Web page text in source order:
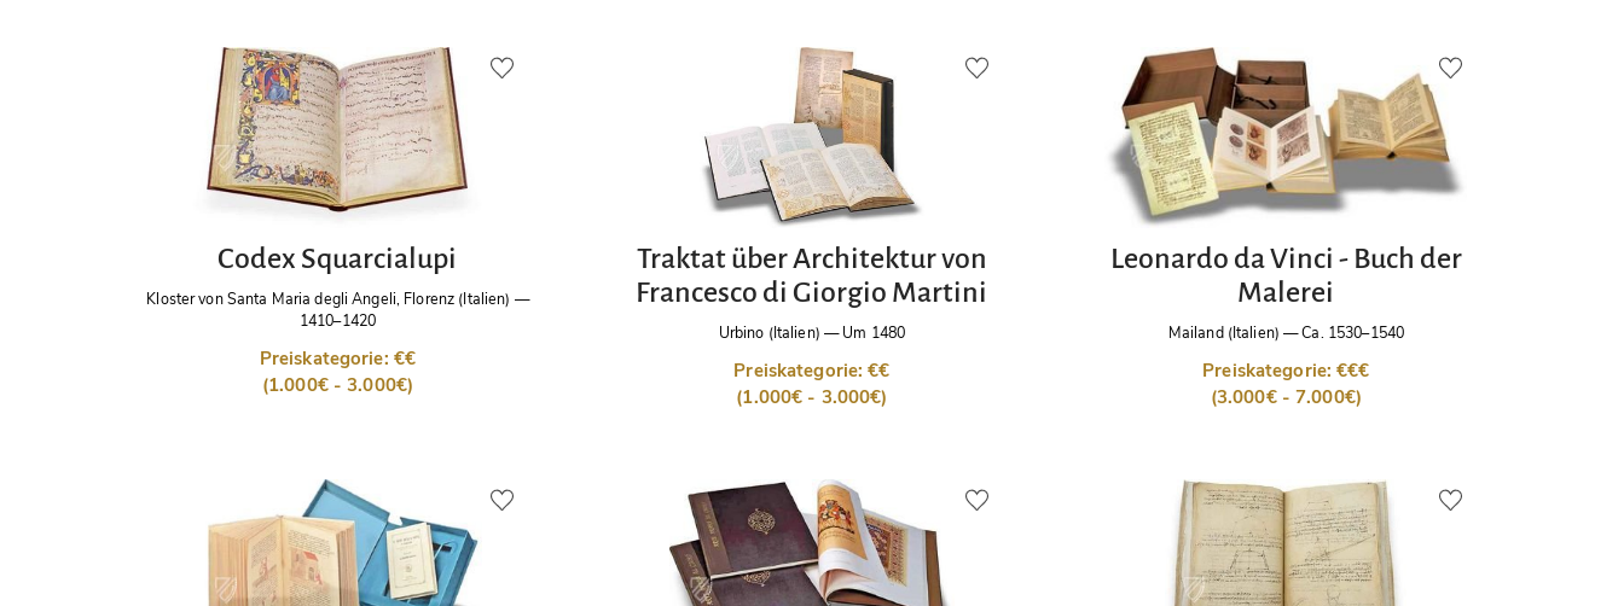
Codex Squarcialupi
Kloster von Santa Maria degli Angeli, Florenz (Italien) —
1410–1420
Preiskategorie: €€
(1.000€ - 3.000€)
Traktat über Architektur von
Francesco di Giorgio Martini
Urbino (Italien) —Um 1480
Preiskategorie: €€
(1.000€ - 3.000€)
Leonardo da Vinci - Buch der
Malerei
Mailand (Italien) —Ca. 1530–1540
Preiskategorie: €€€
(3.000€ - 7.000€)